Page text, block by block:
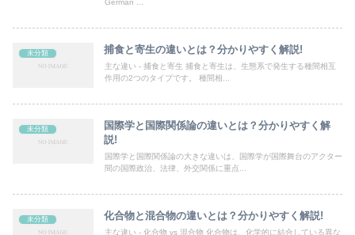
German ...
未分類 捕食と寄生の違いとは？分かりやすく解説!
主な違い - 捕食と寄生 捕食と寄生は、生態系で発生する種間相互
作用の2つのタイプです。 種間相...
未分類
国際学と国際関係論の違いとは？分かりやすく解
説!
国際学と国際関係論の大きな違いは、国際学が国際舞台のアクター
間の国際政治、法律、外交関係に重点...
未分類 化合物と混合物の違いとは？分かりやすく解説!
主な違い - 化合物 vs 混合物 化合物は、化学的に結合している異な